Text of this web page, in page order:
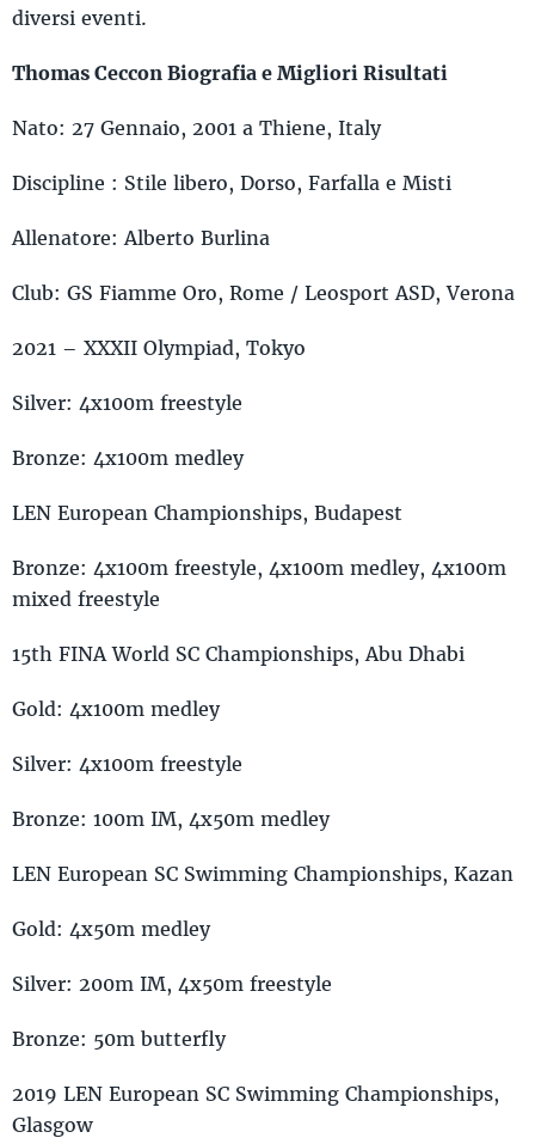
diversi eventi.
Thomas Ceccon Biografia e Migliori Risultati
Nato: 27 Gennaio, 2001 a Thiene, Italy
Discipline : Stile libero, Dorso, Farfalla e Misti
Allenatore: Alberto Burlina
Club: GS Fiamme Oro, Rome / Leosport ASD, Verona
2021 – XXXII Olympiad, Tokyo
Silver: 4x100m freestyle
Bronze: 4x100m medley
LEN European Championships, Budapest
Bronze: 4x100m freestyle, 4x100m medley, 4x100m
mixed freestyle
15th FINA World SC Championships, Abu Dhabi
Gold: 4x100m medley
Silver: 4x100m freestyle
Bronze: 100m IM, 4x50m medley
LEN European SC Swimming Championships, Kazan
Gold: 4x50m medley
Silver: 200m IM, 4x50m freestyle
Bronze: 50m butterfly
2019 LEN European SC Swimming Championships,
Glasgow